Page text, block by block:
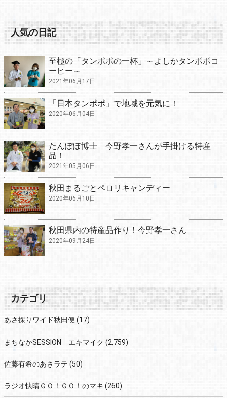
人気の日記
至極の「タンポポの一杯」～よしかタンポポコ
ーヒー～
2021年06月17日
「日本タンポポ」で地域を元気に！
2020年06月04日
たんぽぽ博士 今野孝一さんが手掛ける特産
品！
2021年05月06日
秋田まるごとペロリキャンディー
2020年06月10日
秋田県内の特産品作り！今野孝一さん
2020年09月24日
カテゴリ
あさ採りワイド秋田便 (17)
まちなかSESSION エキマイク (2,759)
佐藤有希のあさラテ (50)
ラジオ快晴ＧＯ！ＧＯ！のマキ (260)